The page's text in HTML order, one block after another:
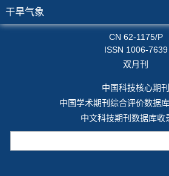
干旱气象
CN 62-1175/P
ISSN 1006-7639
双月刊
中国科技核心期刊
中国学术期刊综合评价数据
中文科技期刊数据库收